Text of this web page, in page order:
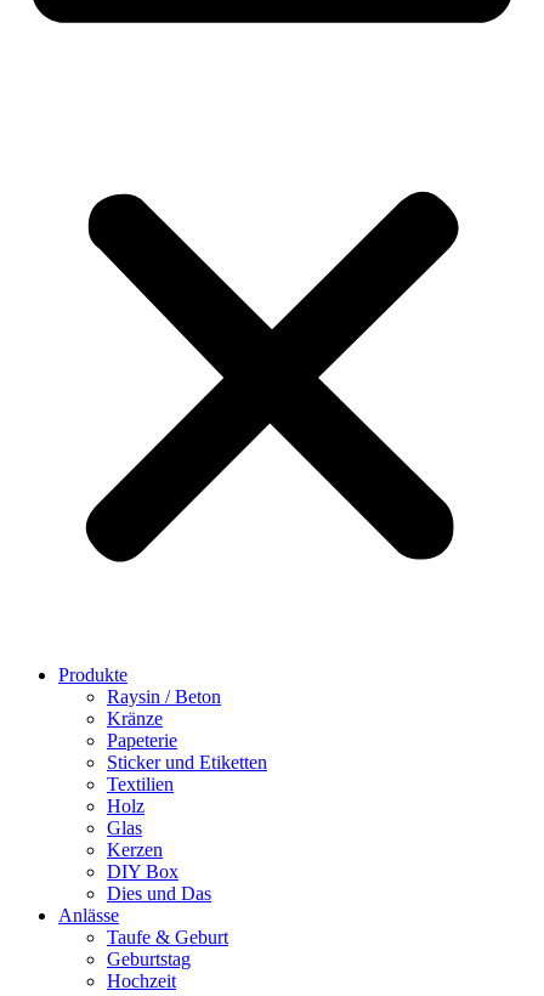
Produkte
Raysin / Beton
Kränze
Papeterie
Sticker und Etiketten
Textilien
Holz
Glas
Kerzen
DIY Box
Dies und Das
Anlässe
Taufe & Geburt
Geburtstag
Hochzeit